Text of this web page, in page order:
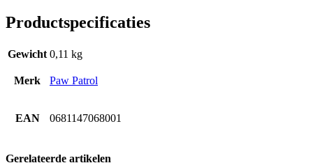
Productspecificaties
Gewicht 0,11 kg
Merk Paw Patrol
EAN 0681147068001
Gerelateerde artikelen